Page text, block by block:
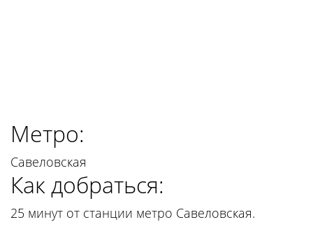
Метро:
Савеловская
Как добраться:
25 минут от станции метро Савеловская.